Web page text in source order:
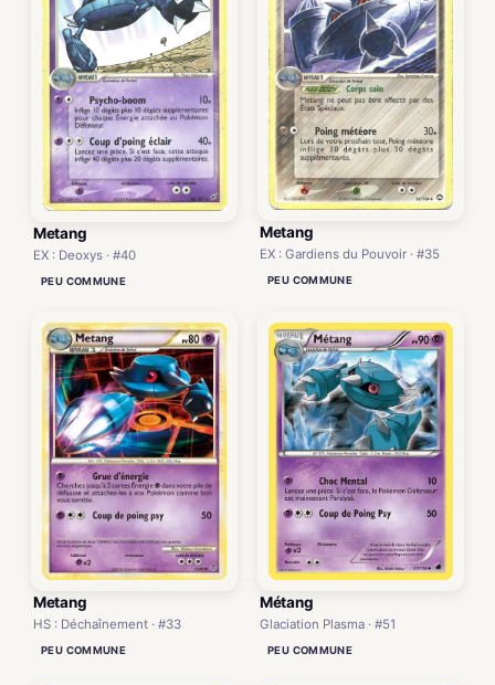
Metang
EX : Deoxys · #40
PEU COMMUNE
Metang
EX : Gardiens du Pouvoir · #35
PEU COMMUNE
Metang
HS : Déchaînement · #33
PEU COMMUNE
Métang
Glaciation Plasma · #51
PEU COMMUNE